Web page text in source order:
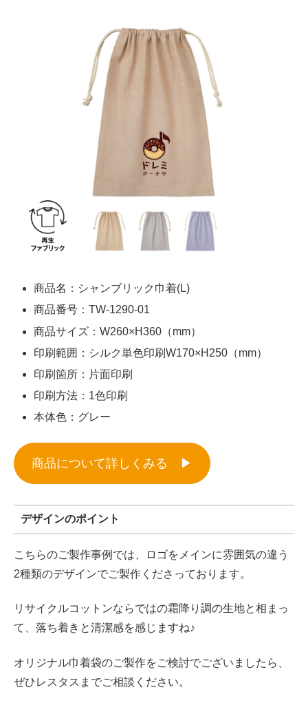
商品名：シャンブリック巾着(L)
商品番号：TW-1290-01
商品サイズ：W260×H360（mm）
印刷範囲：シルク単色印刷W170×H250（mm）
印刷箇所：片面印刷
印刷方法：1色印刷
本体色：グレー
商品について詳しくみる ▶︎
デザインのポイント
こちらのご製作事例では、ロゴをメインに雰囲気の違う
2種類のデザインでご製作くださっております。
リサイクルコットンならではの霜降り調の生地と相まっ
て、落ち着きと清潔感を感じますね♪
オリジナル巾着袋のご製作をご検討でございましたら、
ぜひレスタスまでご相談ください。